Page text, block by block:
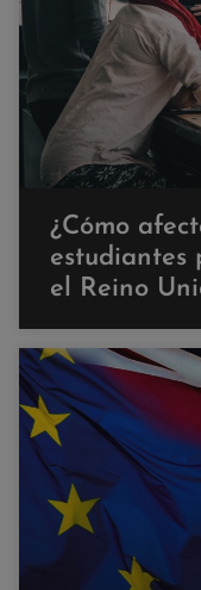
¿Cómo
estudiantes
el Reino